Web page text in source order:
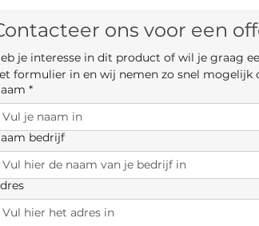
ons voor een
je interesse in dit product of wil je graag
formulier in en wij nemen zo snel mogelijk
*
bedrijf